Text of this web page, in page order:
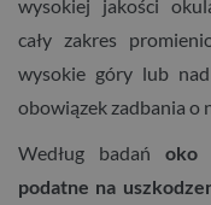
wysokiej jakości
cały zakres
wysokie góry lub
obowiązek zadbania o
Według badań oko
podatne na